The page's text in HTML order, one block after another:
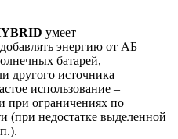
умеет
энергию от АБ
батарей,
другого источника
использование –
при ограничениях по
(при недостатке выделенной